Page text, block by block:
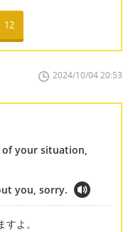
12
2024/10/04 20:53
of your situation,
you, sorry.
よ。